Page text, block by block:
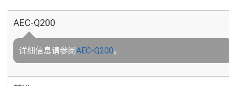
AEC-Q200
详细信息请参阅AEC-Q200。